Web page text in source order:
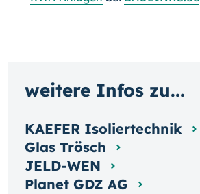
weitere Infos zu...
KAEFER Isoliertechnik
Glas Trösch
JELD-WEN
Planet GDZ AG